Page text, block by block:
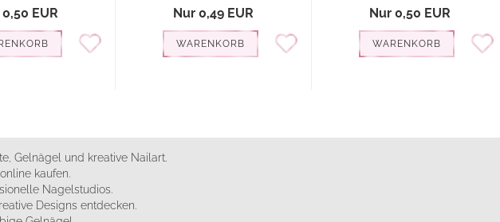
EUR Nur 0,49 EUR
WARENKORB
Nur 0,50 EUR
WARENKORB
Gelnägel und kreative Nailart.
kaufen.
Nagelstudios.
Designs entdecken.